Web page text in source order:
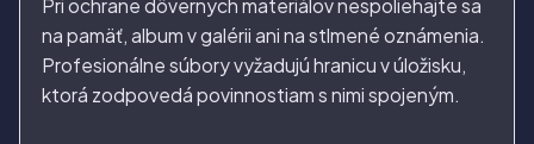
Pri ochrane dôverných materiálov nespoliehajte sa
na pamäť, album v galérii ani na stlmené oznámenia.
Profesionálne súbory vyžadujú hranicu v úložisku,
ktorá zodpovedá povinnostiam s nimi spojeným.